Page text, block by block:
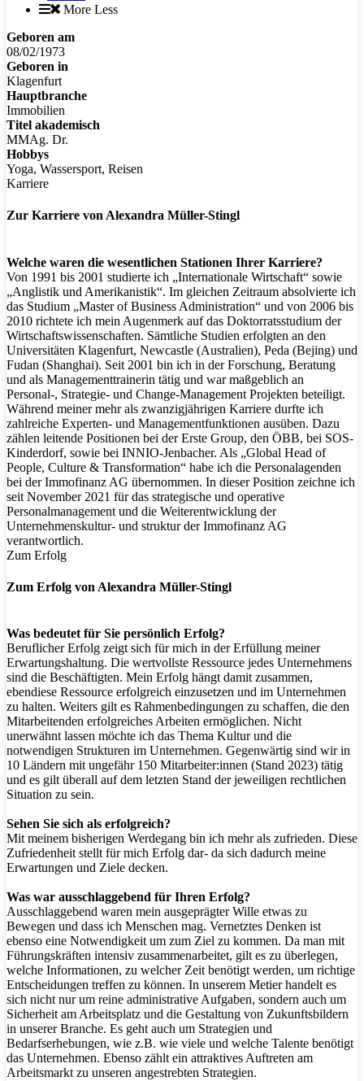
More Less
Geboren am
08/02/1973
Geboren in
Klagenfurt
Hauptbranche
Immobilien
Titel akademisch
MMAg. Dr.
Hobbys
Yoga, Wassersport, Reisen
Karriere
Zur Karriere von Alexandra Müller-Stingl
Welche waren die wesentlichen Stationen Ihrer Karriere?
Von 1991 bis 2001 studierte ich „Internationale Wirtschaft“ sowie
„Anglistik und Amerikanistik“. Im gleichen Zeitraum absolvierte ich
das Studium „Master of Business Administration“ und von 2006 bis
2010 richtete ich mein Augenmerk auf das Doktorratsstudium der
Wirtschaftswissenschaften. Sämtliche Studien erfolgten an den
Universitäten Klagenfurt, Newcastle (Australien), Peda (Bejing) und
Fudan (Shanghai). Seit 2001 bin ich in der Forschung, Beratung
und als Managementtrainerin tätig und war maßgeblich an
Personal-, Strategie- und Change-Management Projekten beteiligt.
Während meiner mehr als zwanzigjährigen Karriere durfte ich
zahlreiche Experten- und Managementfunktionen ausüben. Dazu
zählen leitende Positionen bei der Erste Group, den ÖBB, bei SOS-
Kinderdorf, sowie bei INNIO-Jenbacher. Als „Global Head of
People, Culture & Transformation“ habe ich die Personalagenden
bei der Immofinanz AG übernommen. In dieser Position zeichne ich
seit November 2021 für das strategische und operative
Personalmanagement und die Weiterentwicklung der
Unternehmenskultur- und struktur der Immofinanz AG
verantwortlich.
Zum Erfolg
Zum Erfolg von Alexandra Müller-Stingl
Was bedeutet für Sie persönlich Erfolg?
Beruflicher Erfolg zeigt sich für mich in der Erfüllung meiner
Erwartungshaltung. Die wertvollste Ressource jedes Unternehmens
sind die Beschäftigten. Mein Erfolg hängt damit zusammen,
ebendiese Ressource erfolgreich einzusetzen und im Unternehmen
zu halten. Weiters gilt es Rahmenbedingungen zu schaffen, die den
Mitarbeitenden erfolgreiches Arbeiten ermöglichen. Nicht
unerwähnt lassen möchte ich das Thema Kultur und die
notwendigen Strukturen im Unternehmen. Gegenwärtig sind wir in
10 Ländern mit ungefähr 150 Mitarbeiter:innen (Stand 2023) tätig
und es gilt überall auf dem letzten Stand der jeweiligen rechtlichen
Situation zu sein.
Sehen Sie sich als erfolgreich?
Mit meinem bisherigen Werdegang bin ich mehr als zufrieden. Diese
Zufriedenheit stellt für mich Erfolg dar- da sich dadurch meine
Erwartungen und Ziele decken.
Was war ausschlaggebend für Ihren Erfolg?
Ausschlaggebend waren mein ausgeprägter Wille etwas zu
Bewegen und dass ich Menschen mag. Vernetztes Denken ist
ebenso eine Notwendigkeit um zum Ziel zu kommen. Da man mit
Führungskräften intensiv zusammenarbeitet, gilt es zu überlegen,
welche Informationen, zu welcher Zeit benötigt werden, um richtige
Entscheidungen treffen zu können. In unserem Metier handelt es
sich nicht nur um reine administrative Aufgaben, sondern auch um
Sicherheit am Arbeitsplatz und die Gestaltung von Zukunftsbildern
in unserer Branche. Es geht auch um Strategien und
Bedarfserhebungen, wie z.B. wie viele und welche Talente benötigt
das Unternehmen. Ebenso zählt ein attraktives Auftreten am
Arbeitsmarkt zu unseren angestrebten Strategien.